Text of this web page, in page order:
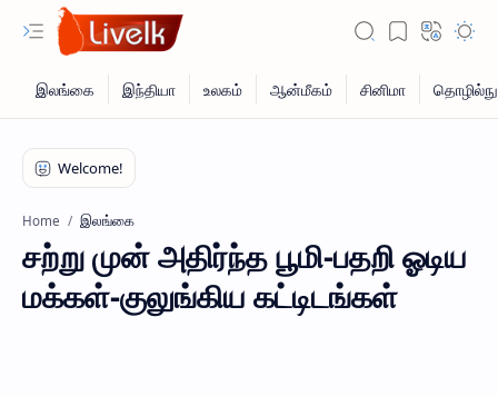
Home இலங்கை
சற்று முன் அதிர்ந்த பூமி-பதறி ஓடிய
மக்கள்-குலுங்கிய கட்டிடங்கள்